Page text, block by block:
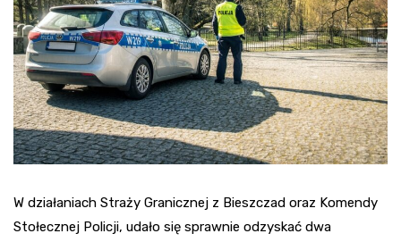
W działaniach Straży Granicznej z Bieszczad oraz Komendy
Stołecznej Policji, udało się sprawnie odzyskać dwa